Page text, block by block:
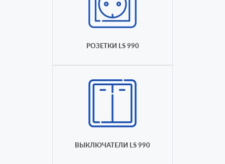
РОЗЕТКИ LS 990
ВЫКЛЮЧАТЕЛИ LS 990